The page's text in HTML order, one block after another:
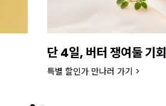
단 4일, 버터 쟁여둘 기회
특별 할인가 만나러 가기 >